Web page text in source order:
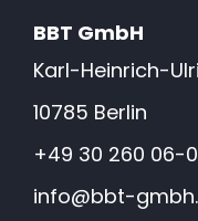
BBT GmbH
Karl-Heinrich-
10785 Berlin
+49 30 260 06-0
info@bbt-